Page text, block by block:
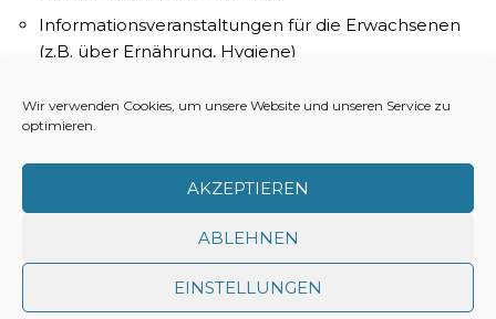
Wir verwenden Cookies, um unsere Website und unseren Service zu
optimieren.
AKZEPTIEREN
ABLEHNEN
EINSTELLUNGEN
Informationsveranstaltungen für die Erwachsenen
(z.B. über Ernährung, Hygiene)
Dorf und die Gemeinschaft zu stärken
Projekt betreut und auch Ansprechpartner für die
Datenschutz Cookie-Richtlinie (EU)